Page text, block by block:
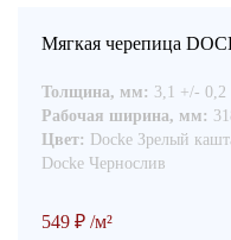
Мягкая черепица
Толщина, мм: 3,1 +/- 0,2
Рабочая ширина, мм:
Цвет: Docke Зрелый
Docke Чернослив
549 ₽ /м²